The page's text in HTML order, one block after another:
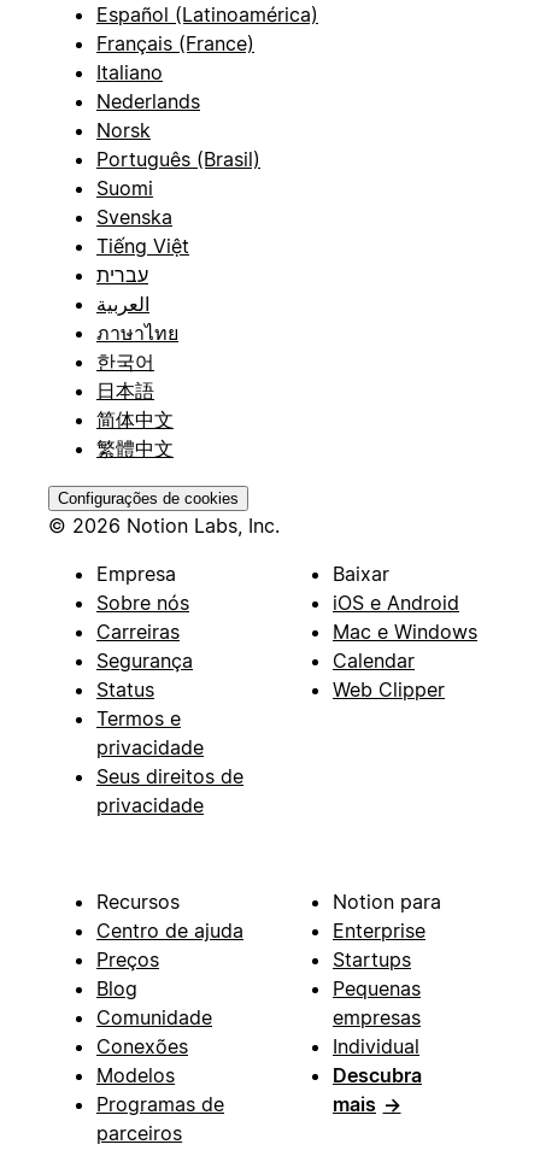
Español (Latinoamérica)
Français (France)
Italiano
Nederlands
Norsk
Português (Brasil)
Suomi
Svenska
Tiếng Việt
עברית
العربية
ภาษาไทย
한국어
日本語
简体中文
繁體中文
Configurações de cookies
© 2026 Notion Labs, Inc.
Empresa
Sobre nós
Carreiras
Segurança
Status
Termos e
privacidade
Seus direitos de
privacidade
Baixar
iOS e Android
Mac e Windows
Calendar
Web Clipper
Recursos
Centro de ajuda
Preços
Blog
Comunidade
Conexões
Modelos
Programas de
parceiros
Notion para
Enterprise
Startups
Pequenas
empresas
Individual
Descubra
mais →